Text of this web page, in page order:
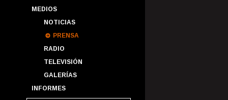
MEDIOS
NOTICIAS
PRENSA
RADIO
TELEVISIÓN
GALERÍAS
INFORMES